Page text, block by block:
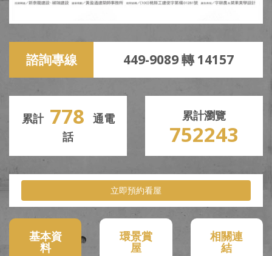
諮詢專線 449-9089 轉 14157
累計 778
通電
話
累計瀏覽
752243
立即預約看屋
-->
基本資
料
環景賞
屋
相關連
結